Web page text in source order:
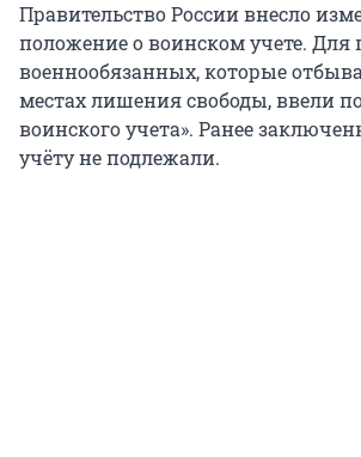
Правительство России внесло
положение о воинском учете.
военнообязанных, которые
местах лишения свободы, ввели
воинского учета». Ранее
учёту не подлежали.